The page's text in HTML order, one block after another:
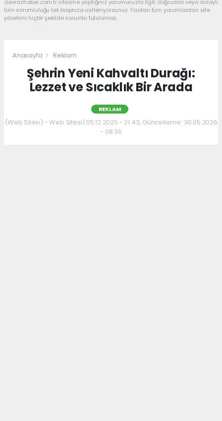
davrazhaber.com.tr sitesine yaptığınız yorumunuzla ilgili doğrudan veya dolaylı
tüm sorumluluğu tek başınıza üstleniyorsunuz. Yazılan tüm yorumlardan site
yönetimi hiçbir şekilde sorumlu tutulamaz.
Anasayfa Reklam
Şehrin Yeni Kahvaltı Durağı:
Lezzet ve Sıcaklık Bir Arada
REKLAM
(Web Sitesi) - Web Sitesi | 05.12.2025 - 21:43, Güncelleme: 30.05.2026
- 08:36